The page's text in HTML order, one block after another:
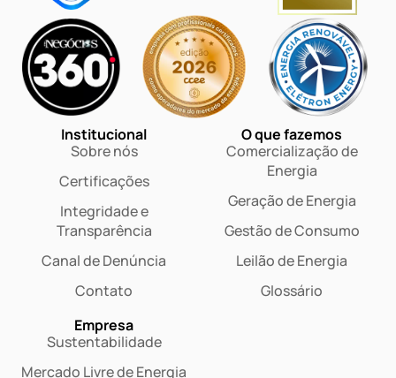
Institucional
Sobre nós
Certificações
Integridade e
Transparência
Canal de Denúncia
Contato
O que fazemos
Comercialização de
Energia
Geração de Energia
Gestão de Consumo
Leilão de Energia
Glossário
Empresa
Sustentabilidade
Mercado Livre de Energia